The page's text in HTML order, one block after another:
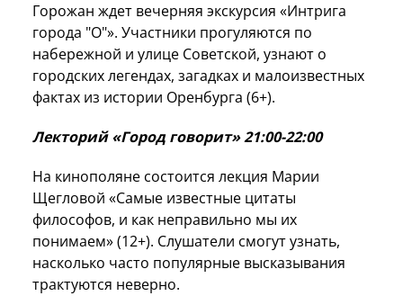
Горожан ждет вечерняя экскурсия «Интрига
города "О"». Участники прогуляются по
набережной и улице Советской, узнают о
городских легендах, загадках и малоизвестных
фактах из истории Оренбурга (6+).
Лекторий «Город говорит» 21:00-22:00
На кинополяне состоится лекция Марии
Щегловой «Самые известные цитаты
философов, и как неправильно мы их
понимаем» (12+). Слушатели смогут узнать,
насколько часто популярные высказывания
трактуются неверно.